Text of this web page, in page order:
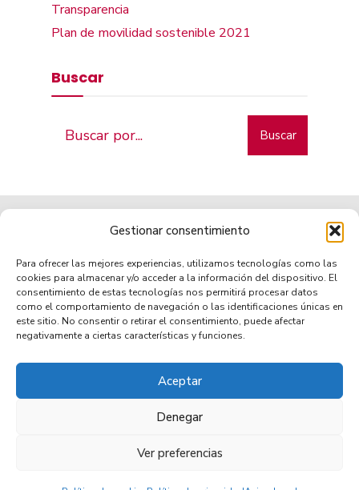
Gestionar consentimiento
Para ofrecer las mejores experiencias, utilizamos tecnologías como las
cookies para almacenar y/o acceder a la información del dispositivo. El
consentimiento de estas tecnologías nos permitirá procesar datos
como el comportamiento de navegación o las identificaciones únicas en
este sitio. No consentir o retirar el consentimiento, puede afectar
negativamente a ciertas características y funciones.
Aceptar
Denegar
Ver preferencias
Transparencia
Plan de movilidad sostenible 2021
Buscar
Buscar
Municipio de tradición
AVISO LEGAL
POLÍTICA DE COOKIES (UE)
ACCESIBILIDAD
© 2026 Villa de Mazo •